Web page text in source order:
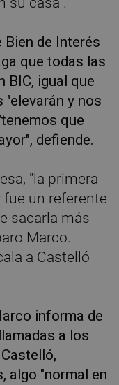
Bien de Interés
que todas las
BIC, igual que
"elevarán y nos
que
defiende.
"la primera
fue un referente
sacarla más
Marco.
a Castelló
informa de
a los
algo "normal en